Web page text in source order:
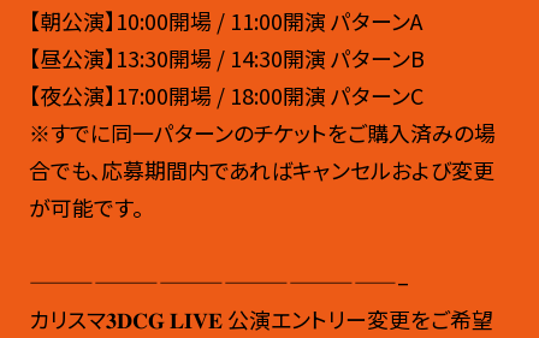
【朝公演】10:00開場 / 11:00開演 パターンA
【昼公演】13:30開場 / 14:30開演 パターンB
【夜公演】17:00開場 / 18:00開演 パターンC
※すでに同一パターンのチケットをご購入済みの場
合でも、応募期間内であればキャンセルおよび変更
が可能です。
—————————————————–
カリスマ𝟑𝐃𝐂𝐆 𝐋𝐈𝐕𝐄 公演エントリー変更をご希望